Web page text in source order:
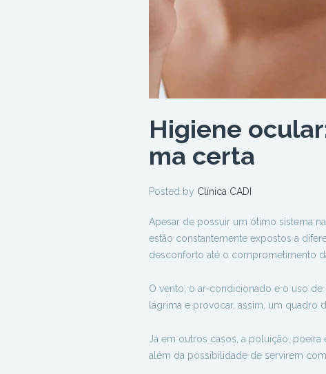
Higiene
ma certa
Posted by Clínica CADI
Apesar de possuir um ótimo sistema
estão constantemente expostos a
desconforto até o comprometimento
O vento, o ar-condicionado e o uso
lágrima e provocar, assim, um quadro
Já em outros casos, a poluição,
além da possibilidade de servirem